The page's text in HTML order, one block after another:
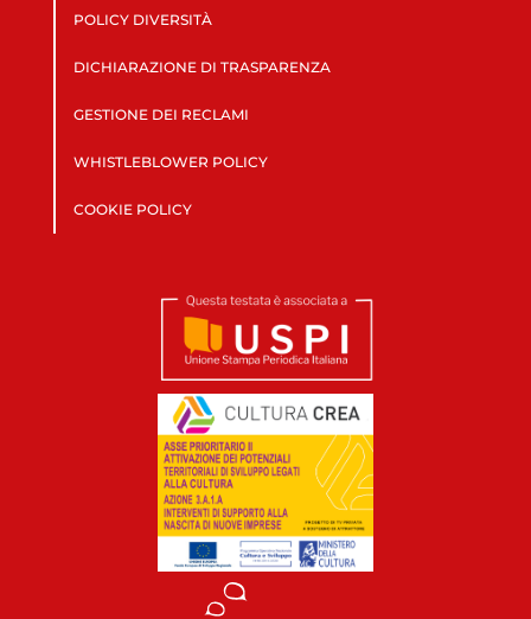
POLICY DIVERSITÀ
DICHIARAZIONE DI TRASPARENZA
GESTIONE DEI RECLAMI
WHISTLEBLOWER POLICY
COOKIE POLICY